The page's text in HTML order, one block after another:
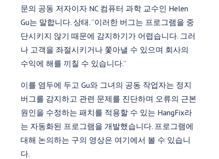
문의 공동 저자이자 NC 컴퓨터 과학 교수인 Helen
Gu는 말합니다. 상태. “이러한 버그는 프로그램을 중
단시키지 않기 때문에 감지하기가 어렵습니다. 그러
나 고객을 좌절시키거나 쫓아낼 수 있으며 회사의
수익에 해를 끼칠 수 있습니다.”
이를 염두에 두고 Gu와 그녀의 공동 작업자는 정지
버그를 감지하고 관련 문제를 진단하며 오류의 근본
원인을 수정하는 패치를 적용할 수 있는 HangFix라
는 자동화된 프로그램을 개발했습니다. 프로그램에
대해 논의하는 구의 영상은 여기에서 볼 수 있습니
다.